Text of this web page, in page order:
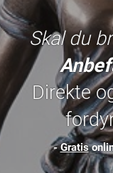
Skal du
Direkte
-Gratis